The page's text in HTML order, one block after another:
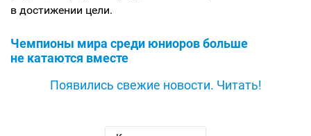
в достижении цели.
Чемпионы мира среди юниоров больше
не катаются вместе
Появились свежие новости. Читать!